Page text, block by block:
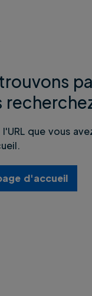
que vous
d'accueil